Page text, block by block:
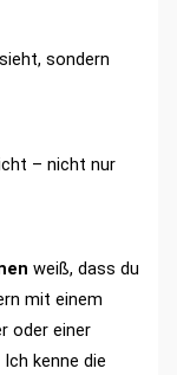
sondern
– nicht nur
weiß, dass du
mit einem
oder einer
kenne die